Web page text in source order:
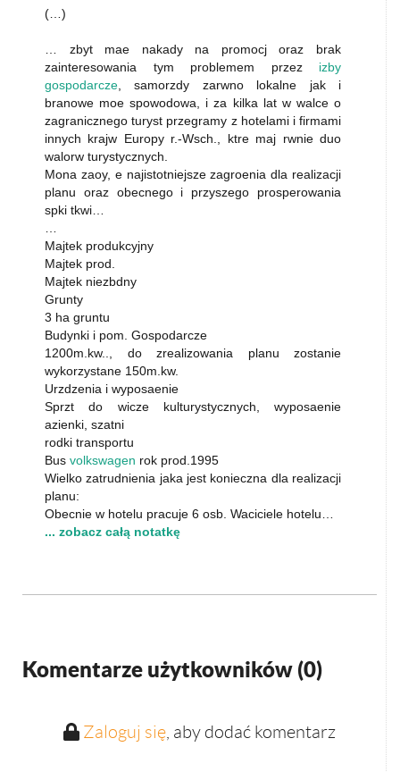
(…)
… zbyt mae nakady na promocj oraz brak
zainteresowania tym problemem przez izby
gospodarcze , samorzdy zarwno lokalne jak i
branowe moe spowodowa, i za kilka lat w walce o
zagranicznego turyst przegramy z hotelami i firmami
innych krajw Europy r.-Wsch., ktre maj rwnie duo
walorw turystycznych.
Mona zaoy, e najistotniejsze zagroenia dla realizacji
planu oraz obecnego i przyszego prosperowania
spki tkwi…
Majtek produkcyjny
Majtek prod.
Majtek niezbdny
Grunty
3 ha gruntu
Budynki i pom. Gospodarcze
1200m.kw.., do zrealizowania planu zostanie
wykorzystane 150m.kw.
Urzdzenia i wyposaenie
Sprzt do wicze kulturystycznych, wyposaenie
azienki, szatni
rodki transportu
Bus volkswagen rok prod.1995
Wielko zatrudnienia jaka jest konieczna dla realizacji
planu:
Obecnie w hotelu pracuje 6 osb. Waciciele hotelu…
... zobacz całą notatkę
Komentarze użytkowników (0)
Zaloguj się, aby dodać komentarz